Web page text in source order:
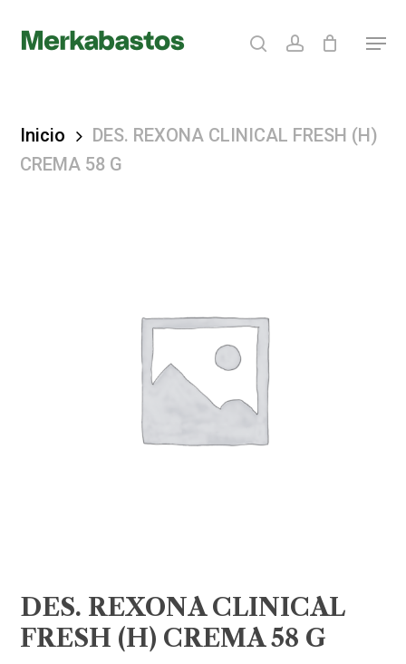
searchaccount Menu
Inicio
DES. REXONA CLINICAL FRESH (H)
CREMA 58 G
DES. REXONA CLINICAL
FRESH (H) CREMA 58 G
Close